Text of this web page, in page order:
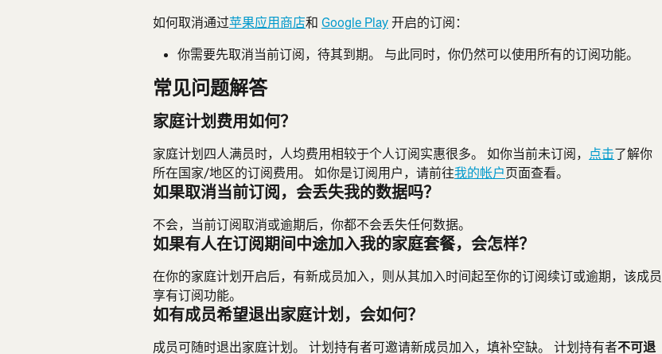
如何取消通过苹果应用商店和 Google Play 开启的订阅：
你需要先取消当前订阅，待其到期。 与此同时，你仍然可以使用所有的订阅功能。
常见问题解答
家庭计划费用如何？
家庭计划四人满员时，人均费用相较于个人订阅实惠很多。 如你当前未订阅， 点击了解你
所在国家/地区的订阅费用。 如你是订阅用户，请前往我的帐户页面查看。
如果取消当前订阅，会丢失我的数据吗？
不会，当前订阅取消或逾期后，你都不会丢失任何数据。
如果有人在订阅期间中途加入我的家庭套餐，会怎样？
在你的家庭计划开启后，有新成员加入，则从其加入时间起至你的订阅续订或逾期，该成员
享有订阅功能。
如有成员希望退出家庭计划，会如何？
成员可随时退出家庭计划。 计划持有者可邀请新成员加入，填补空缺。 计划持有者不可退